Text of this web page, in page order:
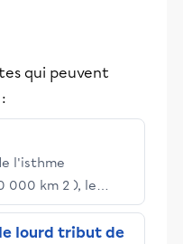
qui peuvent
l'isthme
000 km 2 ), le
5,6 millions
a également la
lourd tribut de